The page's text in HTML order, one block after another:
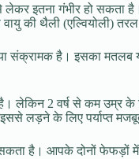
इतना गंभीर हो सकता
थैली (एल्वियोली) तरल
संक्रामक है। इसका
लेकिन 2 वर्ष से कम उम्र के
लड़ने के लिए पर्याप्त
है। आपके दोनों फेफड़ों में